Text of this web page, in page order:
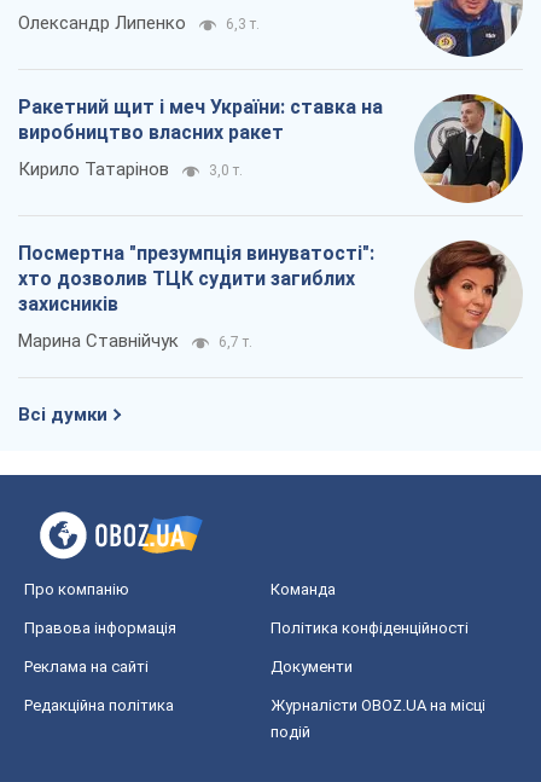
Олександр Липенко 6,3 т.
Ракетний щит і меч України: ставка на
виробництво власних ракет
Кирило Татарінов 3,0 т.
Посмертна "презумпція винуватості":
хто дозволив ТЦК судити загиблих
захисників
Марина Ставнійчук 6,7 т.
Всі думки
Про компанію Команда
Правова інформація Політика конфіденційності
Реклама на сайті Документи
Редакційна політика
Журналісти OBOZ.UA на місці
подій